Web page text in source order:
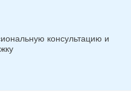
консультацию и